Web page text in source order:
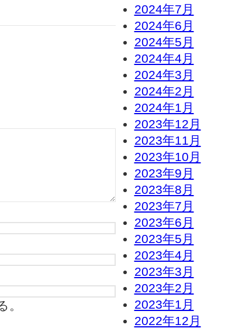
。
2024年7月
2024年6月
2024年5月
2024年4月
2024年3月
2024年2月
2024年1月
2023年12月
2023年11月
2023年10月
2023年9月
2023年8月
2023年7月
2023年6月
2023年5月
2023年4月
2023年3月
2023年2月
2023年1月
2022年12月